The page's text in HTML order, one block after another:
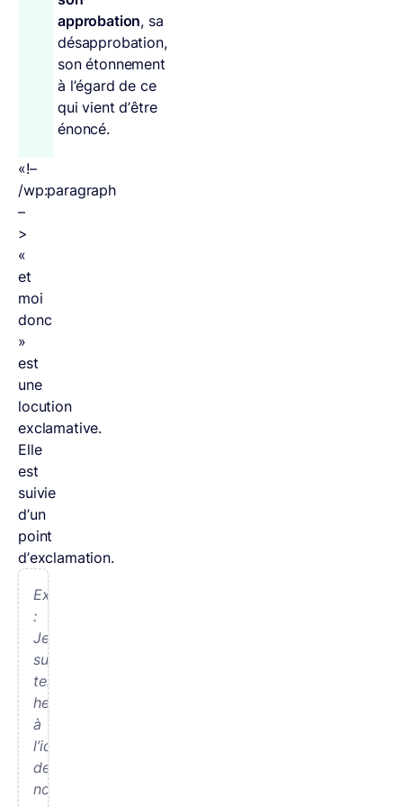
approbation, sa
désapprobation,
son étonnement
à l’égard de ce
qui vient d’être
énoncé.
«!–
/wp:paragraph
–
>
«
et
moi
donc
»
est
une
locution
exclamative.
Elle
est
suivie
d’un
point
d’exclamation.
Exemple
:
Je
suis
tellement
heureuse
à
l’idée
de
nos